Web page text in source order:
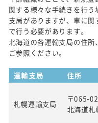
関する様々な手続きを行
支局がありますが、車に
で行う必要があります。
北海道の各運輸支局の住
ご参照ください。
運輸支局 住所
札幌運輸支局
〒065-
北海道